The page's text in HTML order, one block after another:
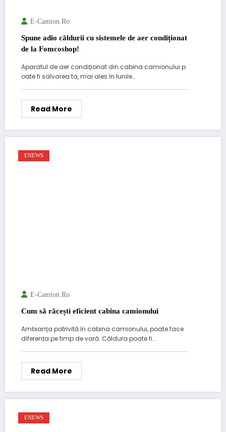
E-Camion.ro
Spune adio căldurii cu sistemele de aer condiționat
de la Fomcoshop!
Aparatul de aer condiționat din cabina camionului p
oate fi salvarea ta, mai ales în lunile…
Read More
ENEWS
E-Camion.ro
Cum să răcești eficient cabina camionului
Ambianța potrivită în cabina camionului, poate face
diferența pe timp de vară. Căldura poate fi…
Read More
ENEWS